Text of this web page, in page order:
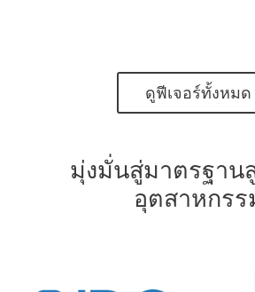
ดูฟีเจอร์ทั้งหมด
มุ่งมั่นสู่มาตรฐาน
อุตสาหกรร